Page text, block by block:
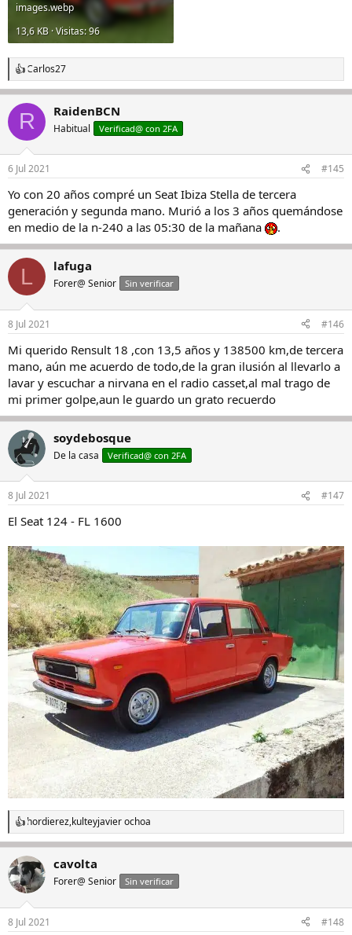
images.webp
13,6 KB · Visitas: 96
R
e
a
c
i
e
:
Carlos27
R RaidenBCN
Habitual Verificad@ con 2FA
6 Jul 2021 #145
Yo con 20 años compré un Seat Ibiza Stella de tercera
generación y segunda mano. Murió a los 3 años quemándose
en medio de la n-240 a las 05:30 de la mañana
.
L lafuga
Forer@ Senior Sin verificar
8 Jul 2021 #146
Mi querido Rensult 18 ,con 13,5 años y 138500 km,de tercera
mano, aún me acuerdo de todo,de la gran ilusión al llevarlo a
lavar y escuchar a nirvana en el radio casset,al mal trago de
mi primer golpe,aun le guardo un grato recuerdo
soydebosque
De la casa Verificad@ con 2FA
8 Jul 2021 #147
El Seat 124 - FL 1600
R
e
c
c
i
e
hordierez,kulteyjavier ochoa
cavolta
Forer@ Senior Sin verificar
8 Jul 2021 #148